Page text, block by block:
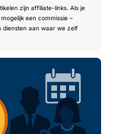
zijn affiliate-links. Als je
een commissie –
diensten aan waar we zelf